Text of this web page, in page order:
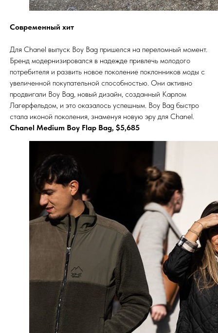
Современный хит
Для Chanel выпуск Boy Bag пришелся на переломный момент.
Бренд модернизировался в надежде привлечь молодого
потребителя и развить новое поколение поклонников моды с
увеличенной покупательной способностью. Они активно
продвигали Boy Bag, новый дизайн, созданный Карлом
Лагерфельдом, и это оказалось успешным. Boy Bag быстро
стала иконой поколения, знаменуя новую эру для Chanel.
Chanel Medium Boy Flap Bag, $5,685